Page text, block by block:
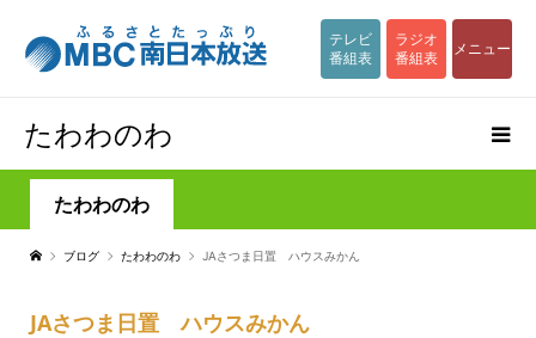
テレビ
番組表
ラジオ
番組表
メニュー
たわわのわ
たわわのわ
ブログ たわわのわ JAさつま日置 ハウスみかん
JAさつま日置 ハウスみかん